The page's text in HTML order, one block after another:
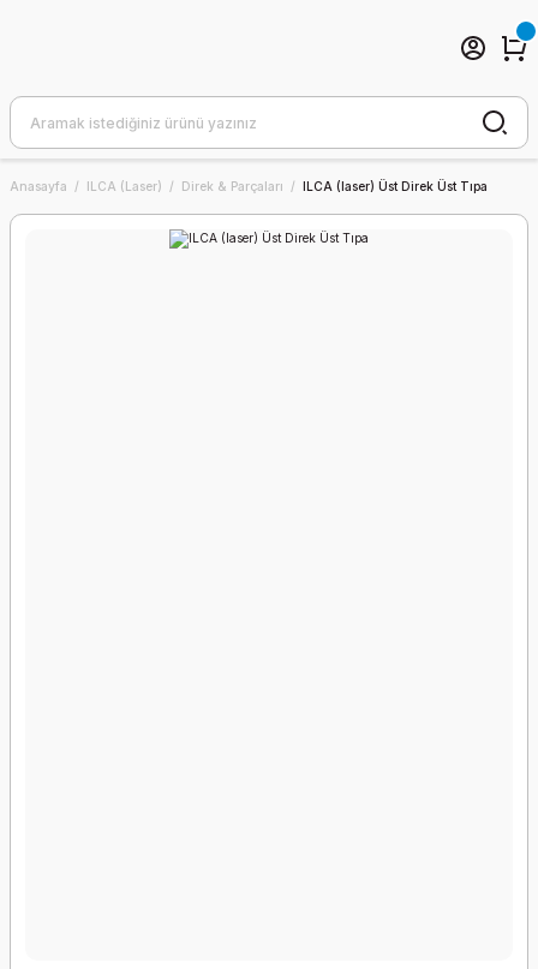
Anasayfa ILCA (Laser) Direk & Parçaları ILCA (laser) Üst Direk Üst Tıpa